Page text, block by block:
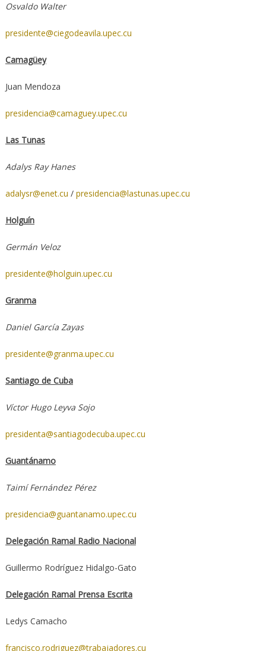
Osvaldo Walter
presidente@ciegodeavila.upec.cu
Camagüey
Juan Mendoza
presidencia@camaguey.upec.cu
Las Tunas
Adalys Ray Hanes
adalysr@enet.cu / presidencia@lastunas.upec.cu
Holguín
Germán Veloz
presidente@holguin.upec.cu
Granma
Daniel García Zayas
presidente@granma.upec.cu
Santiago de Cuba
Víctor Hugo Leyva Sojo
presidenta@santiagodecuba.upec.cu
Guantánamo
Taimí Fernández Pérez
presidencia@guantanamo.upec.cu
Delegación Ramal Radio Nacional
Guillermo Rodríguez Hidalgo-Gato
Delegación Ramal Prensa Escrita
Ledys Camacho
francisco.rodriguez@trabajadores.cu